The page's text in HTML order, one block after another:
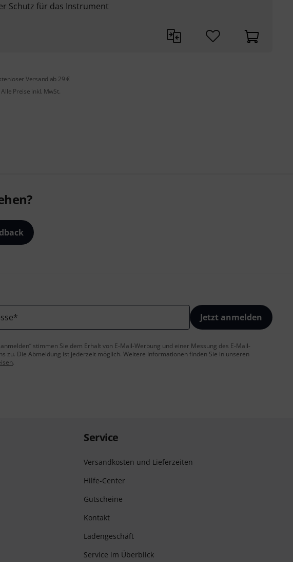
Schutz für das Instrument
Versand ab 29 €
Alle Preise inkl. MwSt.
* Jetzt anmelden
anmelden“ stimmen Sie dem Erhalt von E-Mail-Werbung und einer Messung des E-Mail-
zu. Die Abmeldung ist jederzeit möglich. Weitere Informationen finden Sie in unseren
.
Service
Versandkosten und Lieferzeiten
Hilfe-Center
Gutscheine
Kontakt
Ladengeschäft
Service im Überblick